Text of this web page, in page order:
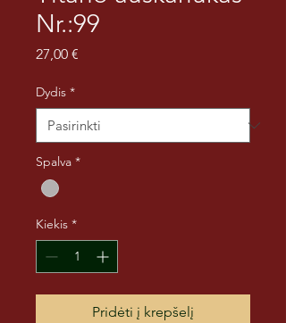
Nr.:99
27,00 €
Dydis *
Spalva *
Kiekis *
Pridėti į krepšelį